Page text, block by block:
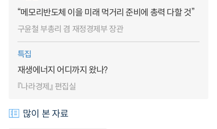
“메모리반도체 이을 미래 먹거리 준비에 총력 다할 것”
구윤철 부총리 겸 재정경제부 장관
특집
재생에너지 어디까지 왔나?
『나라경제』 편집실
많이 본 자료